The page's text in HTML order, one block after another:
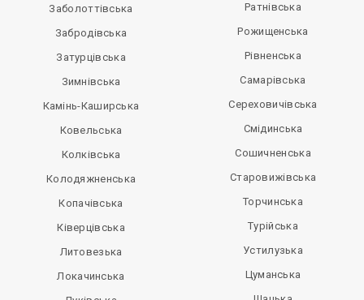
Заболоттівська
Забродівська
Затурцівська
Зимнівська
Камінь-Каширська
Ковельська
Колківська
Колодяжненська
Копачівська
Ківерцівська
Литовезька
Локачинська
Ратнівська
Рожищенська
Рівненська
Самарівська
Сереховичівська
Смідинська
Сошичненська
Старовижівська
Торчинська
Турійська
Устилузька
Цуманська